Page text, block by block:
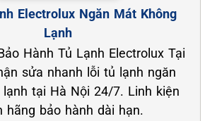
Electrolux Ngăn Mát Không
Lạnh
Hành Tủ Lạnh Electrolux Tại
sửa nhanh lỗi tủ lạnh ngăn
lạnh tại Hà Nội 24/7. Linh kiện
hãng bảo hành dài hạn.